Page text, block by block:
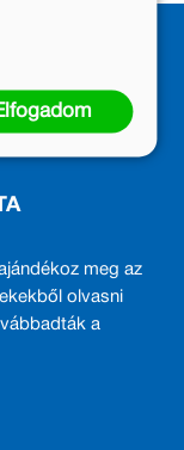
meg az
olvasni
a